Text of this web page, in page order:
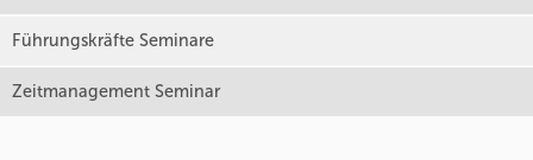
Führungskräfte Seminare
Zeitmanagement Seminar